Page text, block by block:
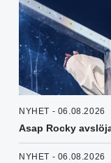
NYHET - 06.08.2026
Asap Rocky
NYHET - 06.08.2026